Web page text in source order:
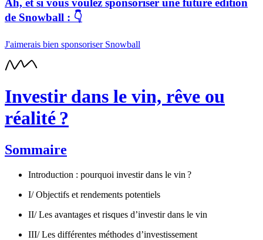
Ah, et si vous voulez sponsoriser une future édition
de Snowball : 👇
J'aimerais bien sponsoriser Snowball
Investir dans le vin, rêve ou
réalité ?
Sommaire
Introduction : pourquoi investir dans le vin ?
I/ Objectifs et rendements potentiels
II/ Les avantages et risques d’investir dans le vin
III/ Les différentes méthodes d’investissement